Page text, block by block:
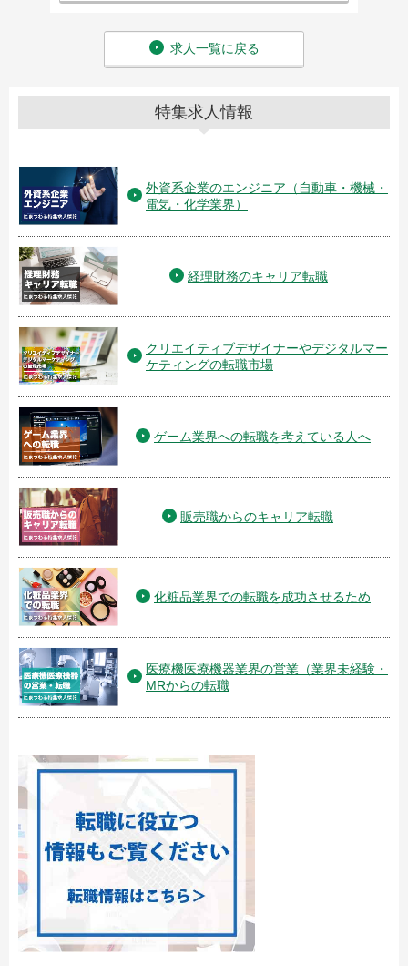
求人一覧に戻る
特集求人情報
外資系企業のエンジニア（自動車・機械・
電気・化学業界）
経理財務のキャリア転職
クリエイティブデザイナーやデジタルマー
ケティングの転職市場
ゲーム業界への転職を考えている人へ
販売職からのキャリア転職
化粧品業界での転職を成功させるため
医療機医療機器業界の営業（業界未経験・
MRからの転職